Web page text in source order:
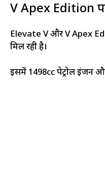
V Apex Edition
Elevate V और V Apex
मिल रही है।
इसमें 1498cc पेट्रोल इंजन